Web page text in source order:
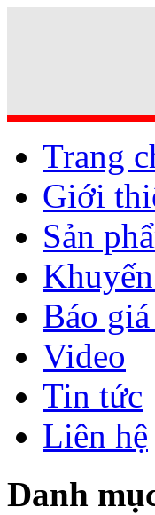
Trang
Giới
Sản
Báo
Video
Tin tức
Liên hệ
Danh